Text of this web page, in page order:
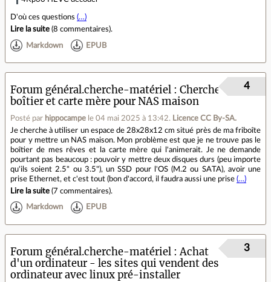
D'où ces questions (…)
Lire la suite (8 commentaires).
Markdown EPUB
Forum général.cherche-matériel
Cherche
boîtier et carte mère pour NAS maison
Posté par hippocampe le 04 mai 2025 à 13:42. Licence CC By‑SA.
4
Je cherche à utiliser un espace de 28x28x12 cm situé près de ma friboîte
pour y mettre un NAS maison. Mon problème est que je ne trouve pas le
boîtier de mes rêves et la carte mère qui l'animerait. Je ne demande
pourtant pas beaucoup : pouvoir y mettre deux disques durs (peu importe
qu'ils soient 2.5" ou 3.5"), un SSD pour l'OS (M.2 ou SATA), avoir une
prise Ethernet, et c'est tout (bon d'accord, il faudra aussi une prise (…)
Lire la suite (7 commentaires).
Markdown EPUB
Forum général.cherche-matériel
Achat
d'un ordinateur - les sites qui vendent des
ordinateur avec linux pré-installer
3